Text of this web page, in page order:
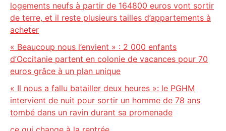
logements neufs à partir de 164800 euros vont sortir
de terre, et il reste plusieurs tailles d’appartements à
acheter
« Beaucoup nous l’envient » : 2 000 enfants
d’Occitanie partent en colonie de vacances pour 70
euros grâce à un plan unique
« Il nous a fallu batailler deux heures »: le PGHM
intervient de nuit pour sortir un homme de 78 ans
tombé dans un ravin durant sa promenade